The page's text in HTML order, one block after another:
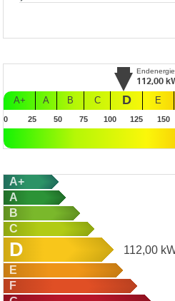
112,00
A+ A B C D E
0 25 50 75 100 125 150
A+
A
B
C
D 112,00
E
F